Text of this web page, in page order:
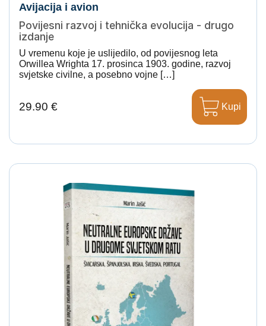
Avijacija i avion
Povijesni razvoj i tehnička evolucija - drugo
izdanje
U vremenu koje je uslijedilo, od povijesnog leta
Orwillea Wrighta 17. prosinca 1903. godine, razvoj
svjetske civilne, a posebno vojne […]
29.90 € Kupi